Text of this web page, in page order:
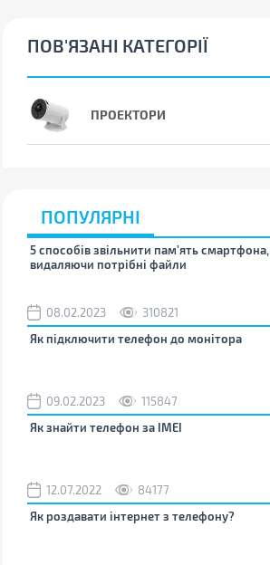
ПОВ'ЯЗАНІ КАТЕГОРІЇ
ПРОЕКТОРИ
ПОПУЛЯРНІ
5 способів звільнити пам’ять
видаляючи потрібні файли
08.02.2023
310821
Як підключити телефон до монітора
09.02.2023
115847
Як знайти телефон за IMEI
12.07.2022
84177
Як роздавати інтернет з телефону?